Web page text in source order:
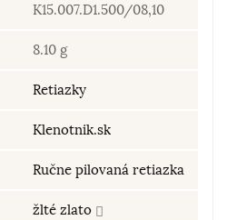
K15.007.D1.500/08,10
8.10 g
Retiazky
Klenotnik.sk
Ručne pilovaná retiazka
žlté zlato